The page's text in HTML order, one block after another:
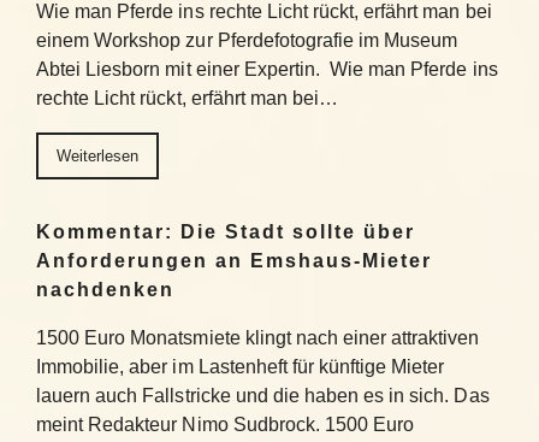
Wie man Pferde ins rechte Licht rückt, erfährt man bei
einem Workshop zur Pferdefotografie im Museum
Abtei Liesborn mit einer Expertin. Wie man Pferde ins
rechte Licht rückt, erfährt man bei…
Weiterlesen
Kommentar: Die Stadt sollte über
Anforderungen an Emshaus-Mieter
nachdenken
1500 Euro Monatsmiete klingt nach einer attraktiven
Immobilie, aber im Lastenheft für künftige Mieter
lauern auch Fallstricke und die haben es in sich. Das
meint Redakteur Nimo Sudbrock. 1500 Euro